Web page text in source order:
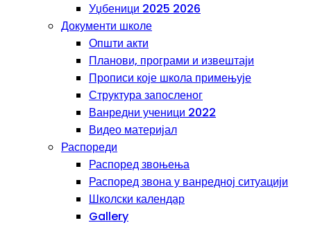
Уџбеници 2025 2026
Документи школе
Општи акти
Планови, програми и извештаји
Прописи које школа примењује
Структура запосленог
Ванредни ученици 2022
Видео материјал
Распореди
Распоред звоњења
Распоред звона у ванредној ситуацији
Школски календар
Gallery